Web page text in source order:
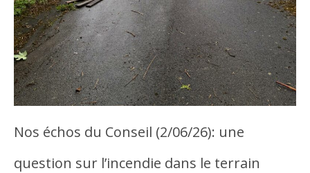
Nos échos du Conseil (2/06/26): une
question sur l’incendie dans le terrain